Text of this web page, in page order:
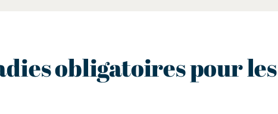
obligatoires pour